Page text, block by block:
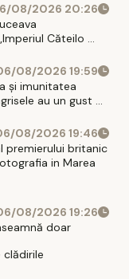
08/2026 20:26
Căteilo ...
08/2026 19:59
și imunitatea
au un gust ...
08/2026 19:46
premierului britanic
in Marea
08/2026 19:26
doar
clădirile